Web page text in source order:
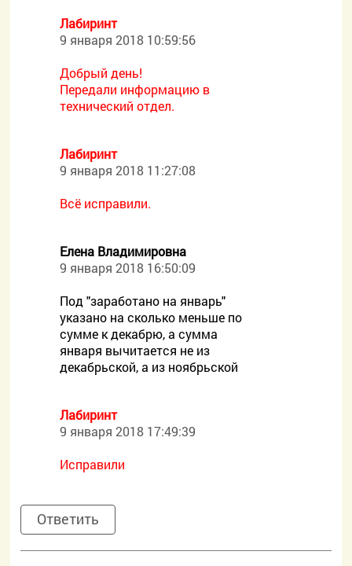
Лабиринт
9 января 2018 10:59:56
Добрый день!
Передали информацию в
технический отдел.
Лабиринт
9 января 2018 11:27:08
Всё исправили.
Елена Владимировна
9 января 2018 16:50:09
Под "заработано на январь"
указано на сколько меньше по
сумме к декабрю, а сумма
января вычитается не из
декабрьской, а из ноябрьской
Лабиринт
9 января 2018 17:49:39
Исправили
Ответить